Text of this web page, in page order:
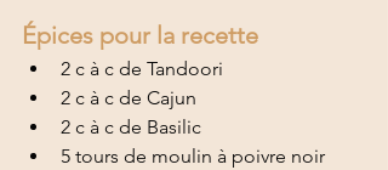
Épices pour la recette
2 c à c de Tandoori
2 c à c de Cajun
2 c à c de Basilic
5 tours de moulin à poivre noir